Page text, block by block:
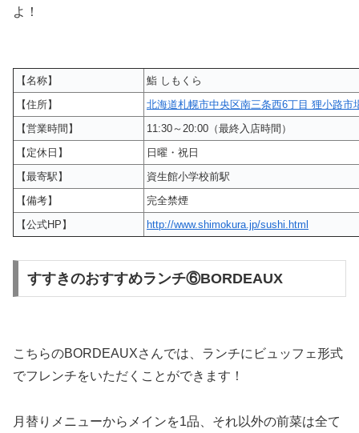
よ！
【名称】
鮨 しもくら
【住所】
北海道札幌市中央区南三条西6丁目 狸小路市
【営業時間】
11:30～20:00（最終入店時間）
【定休日】
日曜・祝日
【最寄駅】
資生館小学校前駅
【備考】
完全禁煙
【公式HP】
http://www.shimokura.jp/sushi.html
すすきのおすすめランチ⑥BORDEAUX
こちらのBORDEAUXさんでは、ランチにビュッフェ形式
でフレンチをいただくことができます！
月替りメニューからメインを1品、それ以外の前菜は全て